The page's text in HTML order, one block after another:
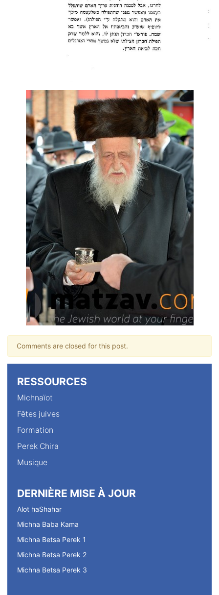
Comments are closed for this post.
RESSOURCES
Michnaïot
Fêtes juives
Formation
Perek Chira
Musique
DERNIÈRE MISE À JOUR
Alot haShahar
Michna Baba Kama
Michna Betsa Perek 1
Michna Betsa Perek 2
Michna Betsa Perek 3